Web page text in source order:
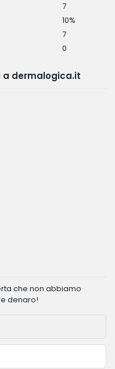
7
10%
7
0
a dermalogica.it
che non abbiamo
denaro!